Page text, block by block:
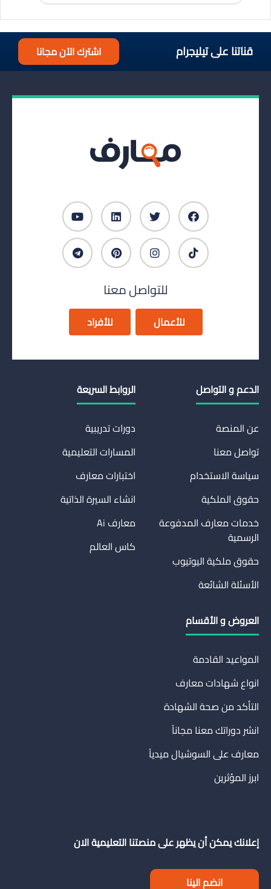
قناتنا على تيليجرام اشترك الآن مجانا
للتواصل معنا
للأعمال للأفراد
الدعم و التواصل
عن المنصة
تواصل معنا
سياسة الاستخدام
حقوق الملكية
خدمات معارف المدفوعة
الرسمية
حقوق ملكية اليوتيوب
الأسئلة الشائعة
الروابط السريعة
دورات تدريبية
المسارات التعليمية
اختبارات معارف
انشاء السيرة الذاتية
معارف Ai
كاس العالم
العروض و الأقسام
المواعيد القادمة
انواع شهادات معارف
التأكد من صحة الشهادة
انشر دوراتك معنا مجاناً
معارف على السوشيال ميدياً
ابرز المؤثرين
إعلانك يمكن أن يظهر على منصتنا التعليمية الان
انضم الينا